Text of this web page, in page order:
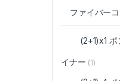
ファイバー
(2+1)x1
イナー (1)